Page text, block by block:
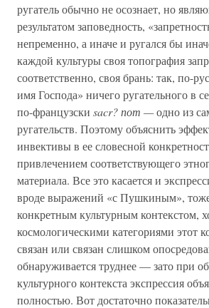
ругатель обычно не осознает, но
результатом заповедность,
непременно, а иначе и ругался бы
каждой культуры своя топография
соответственно, своя брань: так, по-
имя Господа» ничего ругательного в
по-французски sacr? пот —одно из
ругательств. Поэтому объяснить
инвективы в ее словесной
привлечением соответствующего
материала. Все это касается и
вроде выражений «с Пушкиным»,
конкретным культурным контекстом,
космологическими категориями этот
связан или связан слишком
обнаруживается труднее — зато при
культурного контекста экспрессия
полностью. Вот достаточно